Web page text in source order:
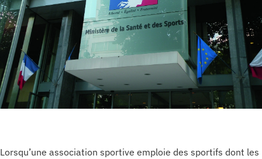
Lorsqu’une association sportive emploie des sportifs dont les